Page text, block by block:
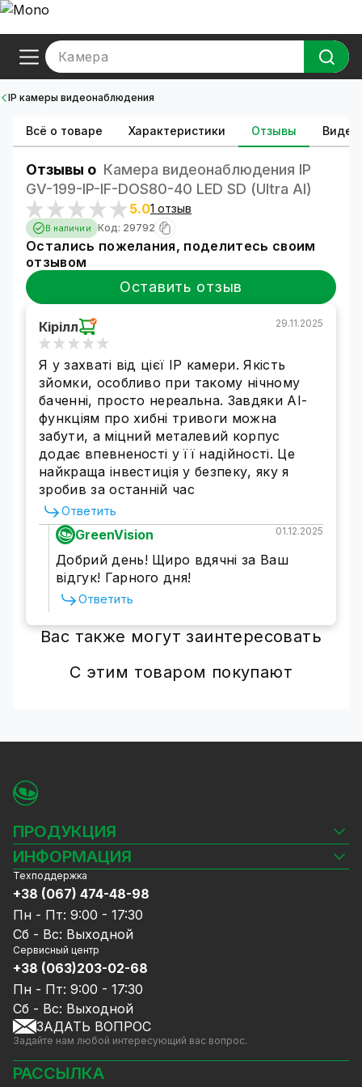
Камера
IP камеры видеонаблюдения
Всё о товаре Характеристики Отзывы Видео
Отзывы о Камера видеонаблюдения IP
GV-199-IP-IF-DOS80-40 LED SD (Ultra AI)
5.01 отзыв
В наличии Код: 29792
Остались пожелания, поделитесь своим
отзывом
Оставить отзыв
Кірілл 29.11.2025
Я у захваті від цієї IP камери. Якість
зйомки, особливо при такому нічному
баченні, просто нереальна. Завдяки AI-
функціям про хибні тривоги можна
забути, а міцний металевий корпус
додає впевненості у її надійності. Це
найкраща інвестиція у безпеку, яку я
зробив за останній час
Ответить
GreenVision 01.12.2025
Добрий день! Щиро вдячні за Ваш
відгук! Гарного дня!
Ответить
Вас также могут заинтересовать
С этим товаром покупают
ПРОДУКЦИЯ
Камеры видеонаблюдения
Видеорегистраторы
Комплекты видеонаблюдения
СКУД
Источники питания
Сетевое оборудование
Ноутбуки и компьютеры
Аксессуары
Акции
Уцененный товар
GreenVision скидки
Мерч от GreenVision
ИНФОРМАЦИЯ
Блог
Доставка и оплата
Гарантия и Сервисное обслуживание
Политика конфиденциальности
Договор публичной оферты
Сотрудничество
Услуги
Калькулятор расчёта объёма HDD
Техподдержка
+38 (067) 474-48-98
Пн - Пт: 9:00 - 17:30
Сб - Вс: Выходной
Сервисный центр
+38 (063)203-02-68
Пн - Пт: 9:00 - 17:30
Сб - Вс: Выходной
ЗАДАТЬ ВОПРОС
Задайте нам любой интересующий вас вопрос.
РАССЫЛКА